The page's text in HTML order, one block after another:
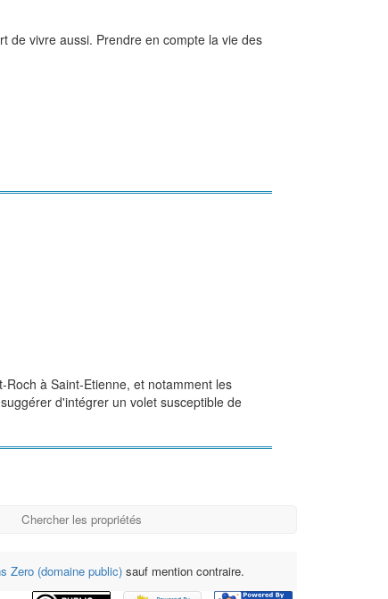
de vivre aussi. Prendre en compte la vie des
à Saint-Etienne, et notamment les
d'intégrer un volet susceptible de
Chercher les propriétés
Zero (domaine public) sauf mention contraire.